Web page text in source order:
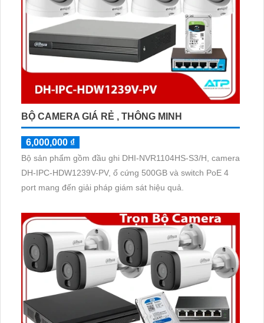
BỘ CAMERA GIÁ RẺ , THÔNG MINH
6,000,000 ₫
Bộ sản phẩm gồm đầu ghi DHI-NVR1104HS-S3/H, camera
DH-IPC-HDW1239V-PV, ổ cứng 500GB và switch PoE 4
port mang đến giải pháp giám sát hiệu quả.